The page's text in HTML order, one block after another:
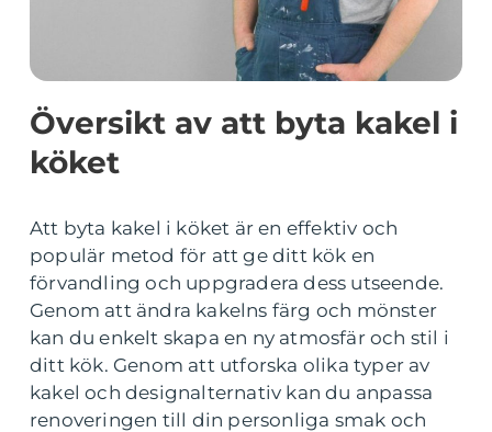
Översikt av att byta kakel i
köket
Att byta kakel i köket är en effektiv och
populär metod för att ge ditt kök en
förvandling och uppgradera dess utseende.
Genom att ändra kakelns färg och mönster
kan du enkelt skapa en ny atmosfär och stil i
ditt kök. Genom att utforska olika typer av
kakel och designalternativ kan du anpassa
renoveringen till din personliga smak och